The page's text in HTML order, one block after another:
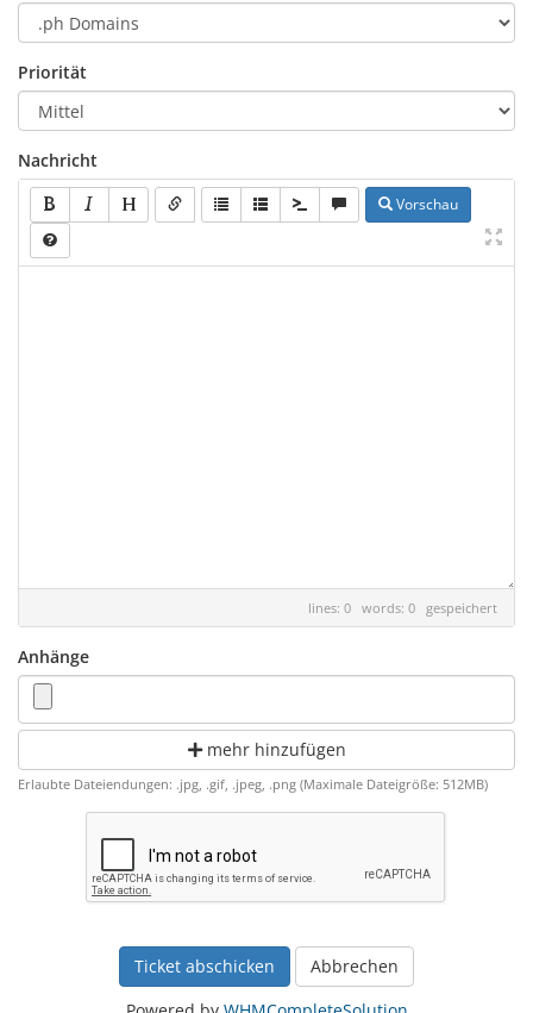
Priorität
Nachricht
Vorschau
lines: 0 words: 0 gespeichert
Anhänge
mehr hinzufügen
Erlaubte Dateiendungen: .jpg, .gif, .jpeg, .png (Maximale Dateigröße: 512MB)
Abbrechen